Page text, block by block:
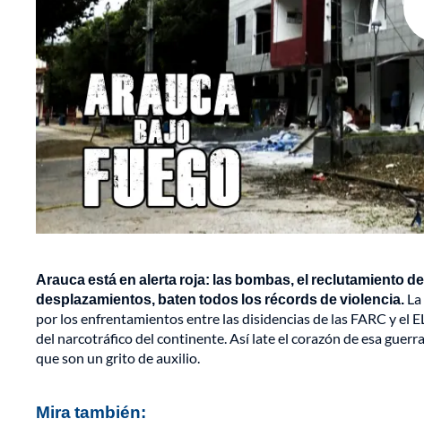
Arauca está en alerta roja: las bombas, el reclutamiento
desplazamientos, baten todos los récords de violencia.
por los enfrentamientos entre las disidencias de las FARC y
del narcotráfico del continente. Así late el corazón de esa
que son un grito de auxilio.
Mira también: